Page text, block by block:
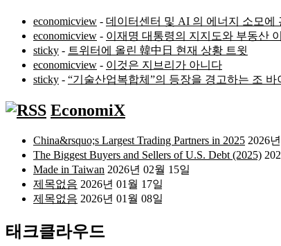
economicview - 데이터센터 및 AI 의 에너지 소모에
economicview - 이재명 대통령의 지지도와 부동산
sticky - 트위터에 올린 韓中日 현재 상황 트윗
economicview - 이것은 지브리가 아니다
sticky - “기술산업복합체”의 등장을 경고하는 조 바
EconomiX
China&rsquo;s Largest Trading Partners in 2025 2026
The Biggest Buyers and Sellers of U.S. Debt (2025)
Made in Taiwan 2026년 02월 15일
제목없음 2026년 01월 17일
제목없음 2026년 01월 08일
태크클라우드